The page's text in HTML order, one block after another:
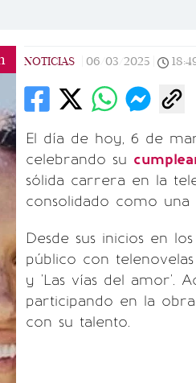
NOTICIAS 06/03/2025
El día de hoy, 6 de
celebrando su
sólida carrera en la
consolidado como una
Desde sus inicios en
público con
y 'Las vías del amor'.
participando en la
con su talento.